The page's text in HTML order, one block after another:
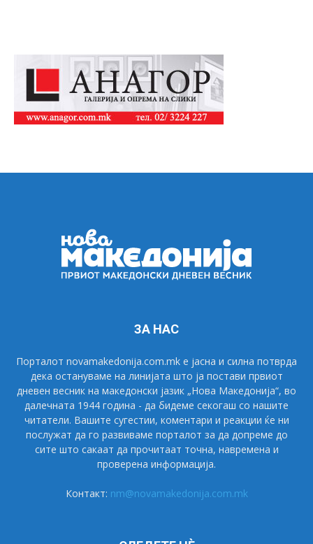
ЗА НАС
Порталот novamakedonija.com.mk е јасна и силна потврда
дека остануваме на линијата што ја постави првиот
дневен весник на македонски јазик „Нова Македонија“, во
далечната 1944 година - да бидеме секогаш со нашите
читатели. Вашите сугестии, коментари и реакции ќе ни
послужат да го развиваме порталот за да допреме до
сите што сакаат да прочитаат точна, навремена и
проверена информација.
Контакт: nm@novamakedonija.com.mk